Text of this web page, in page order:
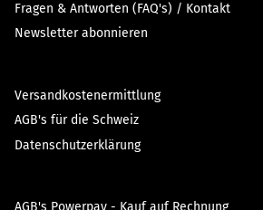
Fragen & Antworten (FAQ's) / Kontakt
Newsletter abonnieren
Versandkostenermittlung
AGB's für die Schweiz
Datenschutzerklärung
AGB's Powerpay - Kauf auf Rechnung